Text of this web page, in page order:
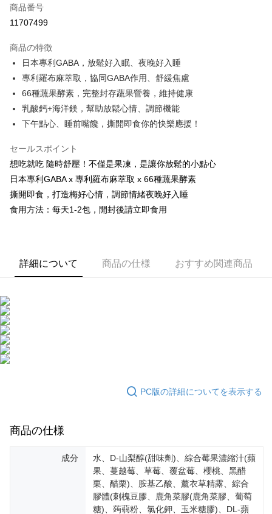
コンビニ店頭代金引換
Apple Pay
JKOPAY
Easy Wallet
Google Pay
OP Pay Later
説明
【OP Pay Later 使用説明】
1. 本サービスは台湾大哥大によって提供され、台湾大哥大のユーザーは追
加の申請なしで即時に利用可能です。
2. 支払い方法で「OP Pay Later」を選択すると、注文が成立した後に自動
4. 注文成立後30分以内に確認取引を行わない場合や審査が通過しない場
合、注文は自動的にキャンセルされます。「転専審査」に未通過の状況が
って提供され、ユーザーが取引時に本サービスを通じて商品やサービスを
2. 「OP Pay Later」を利用する契約関係の目的から、店舗はあなたの個人
情報（名前、電話または住所を含む）を台湾大哥大に提供し、収集、処理
および利用するために、当社があなた本人と分割請求書に必要な情報の確
認、照合および修正を行います。
3. 完全なユーザーサービス規約については、以下のリンクを参照してくだ
AFTEE代金後払い
説明
一、 AFTEE代金後払いについて
3.注文するときのお支払いは不要です。商品はご指定の住所に配送されま
す。
お支払期限は、ショップが請求した期日と、AFTEEで延長できる日数をも
約商品や商品到着日が比較的遅い商品）。そのため、商品到着の有無に関
わらず、AFTEEで指定された期限内にお支払いください。
二、支払い限度額
1.初回 AFTEEを ご利用の際に、認証結果及び当社の審査の結果に基づ
き、限度額が設定されます。
2.決済金額は最低NT$20です。
3.現在、台湾の会員のみご利用いただけます。
7-11取貨付款
配送毎にNT$100、NT$600以上で送料無料
商品番号
11707499
商品の特徴
日本專利GABA，放鬆好入眠、夜晚好入睡
專利羅布麻萃取，協同GABA作用、舒緩焦慮
66種蔬果酵素，完整封存蔬果營養，維持健康
乳酸鈣+海洋鎂，幫助放鬆心情、調節機能
下午點心、睡前嘴饞，撕開即食你的快樂應援！
セールスポイント
想吃就吃 隨時舒壓！不僅是果凍，是讓你放鬆的小點心
日本專利GABA x 專利羅布麻萃取 x 66種蔬果酵素
撕開即食，打造梅好心情，調節情緒夜晚好入睡
食用方法：每天1-2包，開封後請立即食用
詳細について 商品の仕様 おすすめ関連商品
PC版の詳細についてを表示する
商品の仕様
成分
水、D-山梨醇(甜味劑)、綜合莓果濃縮汁(蘋
果、蔓越莓、草莓、覆盆莓、櫻桃、黑醋
栗、醋栗)、胺基乙酸、薰衣草精露、綜合
膠體(刺槐豆膠、鹿角菜膠(鹿角菜膠、葡萄
糖)、蒟蒻粉、氯化鉀、玉米糖膠)、DL-蘋